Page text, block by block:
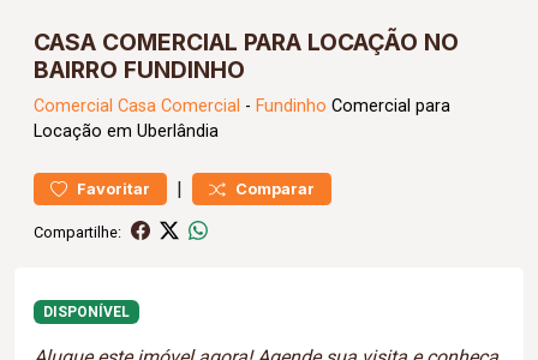
CASA COMERCIAL PARA LOCAÇÃO NO
BAIRRO FUNDINHO
Comercial Casa Comercial - Fundinho Comercial para
Locação em Uberlândia
Favoritar | Comparar
Compartilhe:
DISPONÍVEL